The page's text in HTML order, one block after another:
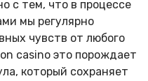
с тем, что в процессе
мы регулярно
чувств от любого
casino это порождает
который сохраняет